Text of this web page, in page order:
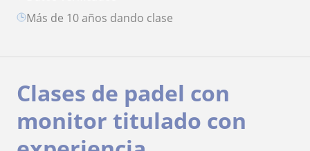
más de 10 años dando clase
Clases de padel con
monitor titulado con